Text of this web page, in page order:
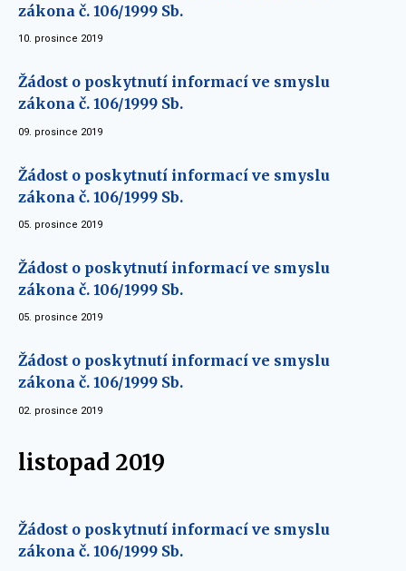
zákona č. 106/1999 Sb.
10. prosince 2019
Žádost o poskytnutí informací ve smyslu
zákona č. 106/1999 Sb.
09. prosince 2019
Žádost o poskytnutí informací ve smyslu
zákona č. 106/1999 Sb.
05. prosince 2019
Žádost o poskytnutí informací ve smyslu
zákona č. 106/1999 Sb.
05. prosince 2019
Žádost o poskytnutí informací ve smyslu
zákona č. 106/1999 Sb.
02. prosince 2019
listopad 2019
Žádost o poskytnutí informací ve smyslu
zákona č. 106/1999 Sb.